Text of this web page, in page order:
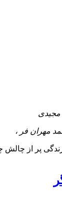
مجیدی
مهران فر ،
پر از چالش